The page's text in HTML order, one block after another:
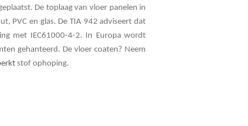
De toplaag van vloer panelen in
PVC en glas. De TIA 942 adviseert dat
met IEC61000-4-2. In Europa wordt
gehanteerd. De vloer coaten? Neem
stof ophoping.